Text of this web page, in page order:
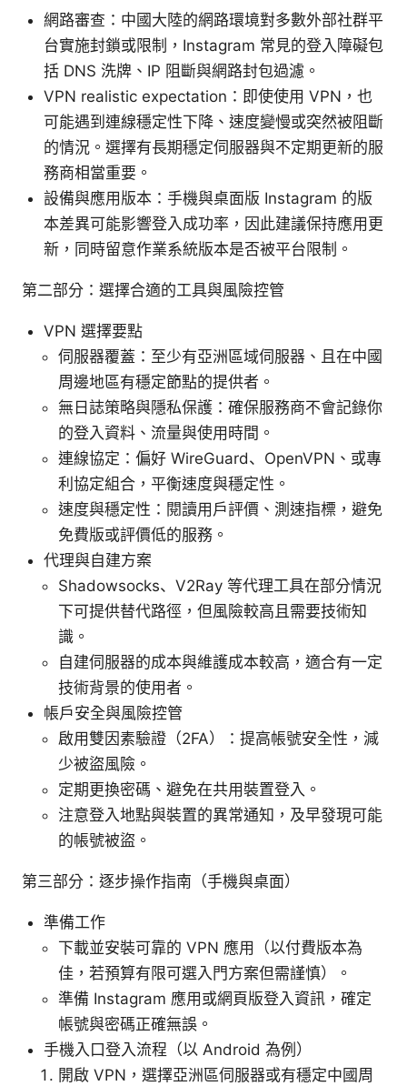
網路審查：中國大陸的網路環境對多數外部社群平
台實施封鎖或限制，Instagram 常見的登入障礙包
括 DNS 洗牌、IP 阻斷與網路封包過濾。
VPN realistic expectation：即使使用 VPN，也
可能遇到連線穩定性下降、速度變慢或突然被阻斷
的情況。選擇有長期穩定伺服器與不定期更新的服
務商相當重要。
設備與應用版本：手機與桌面版 Instagram 的版
本差異可能影響登入成功率，因此建議保持應用更
新，同時留意作業系統版本是否被平台限制。
第二部分：選擇合適的工具與風險控管
VPN 選擇要點
伺服器覆蓋：至少有亞洲區域伺服器、且在中國
周邊地區有穩定節點的提供者。
無日誌策略與隱私保護：確保服務商不會記錄你
的登入資料、流量與使用時間。
連線協定：偏好 WireGuard、OpenVPN、或專
利協定組合，平衡速度與穩定性。
速度與穩定性：閱讀用戶評價、測速指標，避免
免費版或評價低的服務。
代理與自建方案
Shadowsocks、V2Ray 等代理工具在部分情況
下可提供替代路徑，但風險較高且需要技術知
識。
自建伺服器的成本與維護成本較高，適合有一定
技術背景的使用者。
帳戶安全與風險控管
啟用雙因素驗證（2FA）：提高帳號安全性，減
少被盜風險。
定期更換密碼、避免在共用裝置登入。
注意登入地點與裝置的異常通知，及早發現可能
的帳號被盜。
第三部分：逐步操作指南（手機與桌面）
準備工作
下載並安裝可靠的 VPN 應用（以付費版本為
佳，若預算有限可選入門方案但需謹慎）。
準備 Instagram 應用或網頁版登入資訊，確定
帳號與密碼正確無誤。
手機入口登入流程（以 Android 為例）
開啟 VPN，選擇亞洲區伺服器或有穩定中國周